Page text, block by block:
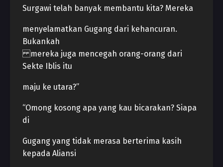
Surgawi telah banyak membantu kita? Mereka
menyelamatkan Gugang dari kehancuran.
Bukankah
mereka juga mencegah orang-orang dari
Sekte Iblis itu
maju ke utara?”
“Omong kosong apa yang kau bicarakan? Siapa
di
Gugang yang tidak merasa berterima kasih
kepada Aliansi